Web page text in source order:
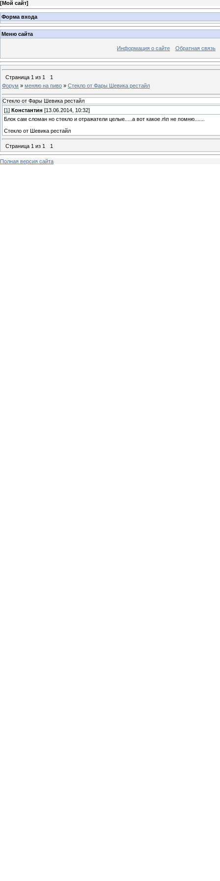
[Мой сайт]
Форма входа
Меню сайта
Информация о сайте Обратная связь
Страница 1 из 1
1
Форум » меняю на пиво » Стекло от Фары Шевика рестайл
Стекло от Фары Шевика рестайл
[1 ] Константин [13.06.2014, 10:32]
Блок сам сломан но стекло и отражатели целые.....а вот какое л\п не помню.......
Стекло от Шевика рестайл
Страница 1 из 1 1
Полная версия сайта